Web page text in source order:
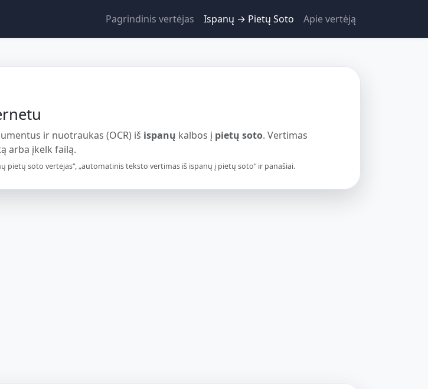
Pagrindinis vertėjas Ispanų → Pietų Soto Apie vertėją
ir nuotraukas (OCR) iš ispanų kalbos į pietų soto. Vertimas
arba įkelk failą.
soto vertėjas“, „automatinis teksto vertimas iš ispanų į pietų soto“ ir panašiai.